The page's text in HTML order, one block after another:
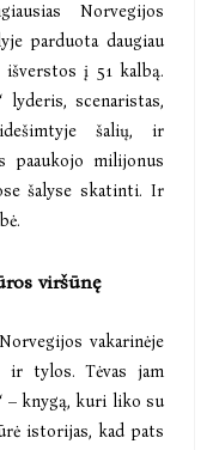
Norvegijos
parduota daugiau
į 51 kalbą.
scenaristas,
šalių, ir
paaukojo milijonus
šalyse skatinti. Ir
viršūnę
vakarinėje
ir tylos. Tėvas jam
– knygą, kuri liko su
istorijas, kad pats